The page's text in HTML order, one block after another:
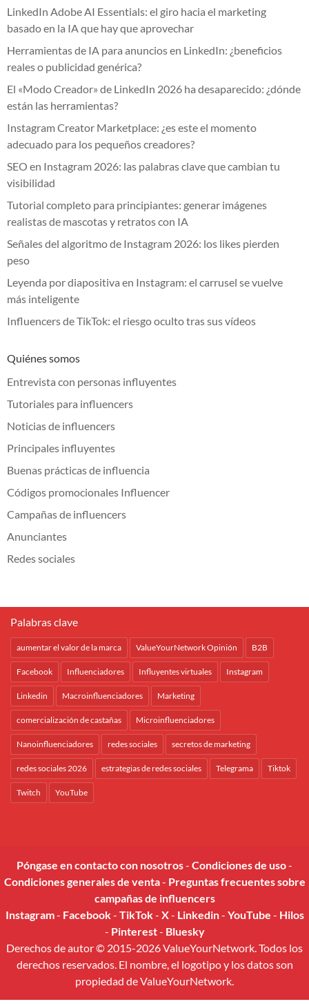
LinkedIn Adobe AI Essentials: el giro hacia el marketing
basado en la IA que hay que aprovechar
Herramientas de IA para anuncios en LinkedIn: ¿beneficios
reales o publicidad genérica?
El «Modo Creador» de LinkedIn 2026 ha desaparecido: ¿dónde
están las herramientas?
Instagram Creator Marketplace: ¿es este el momento
adecuado para los pequeños creadores?
SEO en Instagram 2026: las palabras clave que cambian tu
visibilidad
Tutorial completo para principiantes: generar imágenes
realistas de mascotas y retratos con IA
Señales del algoritmo de Instagram 2026: los likes pierden
peso
Leyenda por diapositiva en Instagram: el carrusel se vuelve
más inteligente
Influencers de TikTok: el riesgo oculto tras sus vídeos
Quiénes somos
Entrevista con personas influyentes
Tutoriales para influencers
Noticias de influencers
Principales influyentes
Buenas prácticas de influencia
Códigos promocionales Influencer
Campañas de influencers
Anunciantes
Redes sociales
Palabras clave
aumentar el valor de la marca ValueYourNetwork Opinión B2B
Facebook Influenciadores Influyentes virtuales Instagram
Linkedin Macroinfluenciadores Marketing
comercialización de castañas Microinfluenciadores
Nanoinfluenciadores redes sociales secretos de marketing
redes sociales 2026 estrategias de redes sociales Telegrama Tiktok
Twitch YouTube
Póngase en contacto con nosotros- Condiciones de uso-
Condiciones generales de venta- Preguntas frecuentes sobre
campañas de influencers
Instagram- Facebook- TikTok- X- Linkedin- YouTube - Hilos
- Pinterest- Bluesky
Derechos de autor © 2015-2026 ValueYourNetwork. Todos los
derechos reservados. El nombre, el logotipo y los datos son
propiedad de ValueYourNetwork.